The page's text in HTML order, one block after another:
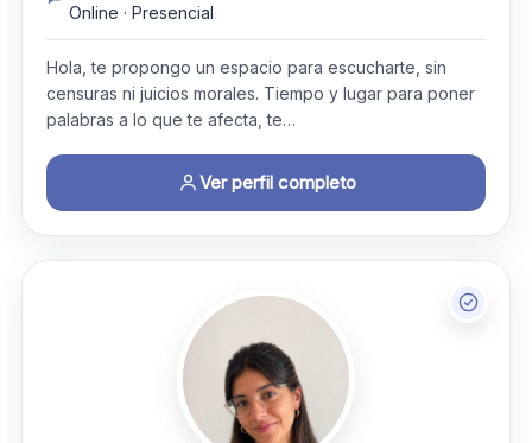
Online · Presencial
Hola, te propongo un espacio para escucharte, sin
censuras ni juicios morales. Tiempo y lugar para poner
palabras a lo que te afecta, te…
Ver perfil completo